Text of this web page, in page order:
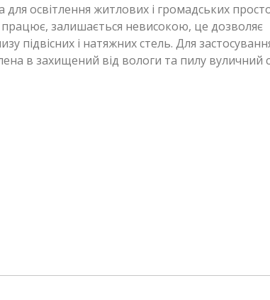
освітлення житлових і громадських
залишається невисокою, це дозволяє
підвісних і натяжних стель. Для
в захищений від вологи та пилу вуличний